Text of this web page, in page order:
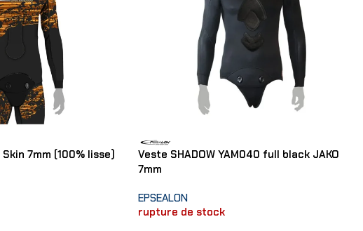
7mm (100% lisse)
Veste SHADOW YAM040 full black JAKO
7mm
EPSEALON
rupture de stock